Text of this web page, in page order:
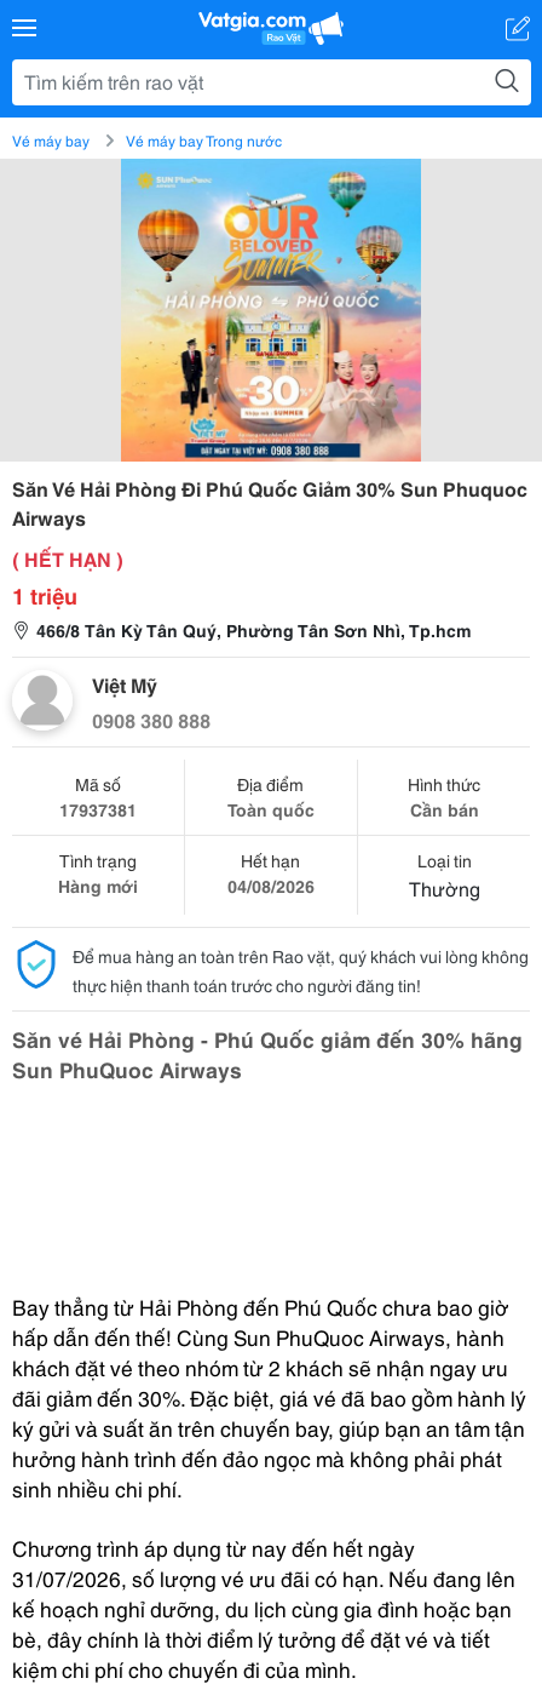
Vé máy bay Vé máy bay Trong nước
Săn Vé Hải Phòng Đi Phú Quốc Giảm 30% Sun Phuquoc
Airways
( HẾT HẠN )
1 triệu
466/8 Tân Kỳ Tân Quý, Phường Tân Sơn Nhì, Tp.hcm
Việt Mỹ
0908 380 888
Mã số
17937381
Địa điểm
Toàn quốc
Hình thức
Cần bán
Tình trạng
Hàng mới
Hết hạn
04/08/2026
Loại tin
Thường
Để mua hàng an toàn trên Rao vặt, quý khách vui lòng không
thực hiện thanh toán trước cho người đăng tin!
Săn vé Hải Phòng - Phú Quốc giảm đến 30% hãng
Sun PhuQuoc Airways
Bay thẳng từ Hải Phòng đến Phú Quốc chưa bao giờ
hấp dẫn đến thế! Cùng Sun PhuQuoc Airways, hành
khách đặt vé theo nhóm từ 2 khách sẽ nhận ngay ưu
đãi giảm đến 30%. Đặc biệt, giá vé đã bao gồm hành lý
ký gửi và suất ăn trên chuyến bay, giúp bạn an tâm tận
hưởng hành trình đến đảo ngọc mà không phải phát
sinh nhiều chi phí.
Chương trình áp dụng từ nay đến hết ngày
31/07/2026, số lượng vé ưu đãi có hạn. Nếu đang lên
kế hoạch nghỉ dưỡng, du lịch cùng gia đình hoặc bạn
bè, đây chính là thời điểm lý tưởng để đặt vé và tiết
kiệm chi phí cho chuyến đi của mình.